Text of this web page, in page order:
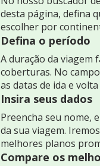
desta página, defina
escolher por
Defina o período
A duração da viagem
coberturas. No
as datas de ida e
Insira seus dados
Preencha seu nome,
da sua viagem.
melhores planos
Compare os